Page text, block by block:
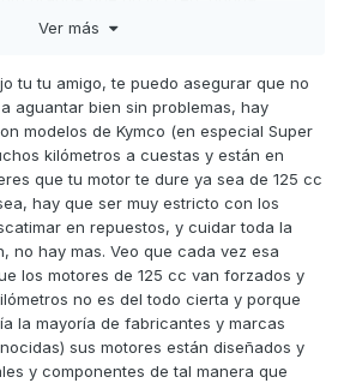
MJ has gracias.
Ver más
tu tu amigo, te puedo asegurar que no
aguantar bien sin problemas, hay
modelos de Kymco (en especial Super
kilómetros a cuestas y están en
que tu motor te dure ya sea de 125 cc
hay que ser muy estricto con los
en repuestos, y cuidar toda la
no hay mas. Veo que cada vez esa
los motores de 125 cc van forzados y
no es del todo cierta y porque
la mayoría de fabricantes y marcas
sus motores están diseñados y
y componentes de tal manera que